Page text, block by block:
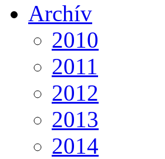
Archív
2010
2011
2012
2013
2014